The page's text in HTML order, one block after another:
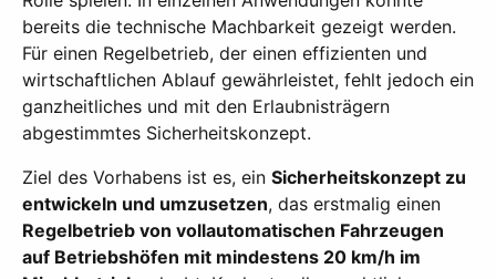
bereits die technische Machbarkeit gezeigt werden.
Für einen Regelbetrieb, der einen effizienten und
wirtschaftlichen Ablauf gewährleistet, fehlt jedoch ein
ganzheitliches und mit den Erlaubnisträgern
abgestimmtes Sicherheitskonzept.
Ziel des Vorhabens ist es, ein Sicherheitskonzept zu
entwickeln und umzusetzen, das erstmalig einen
Regelbetrieb von vollautomatischen Fahrzeugen
auf Betriebshöfen mit mindestens 20 km/h im